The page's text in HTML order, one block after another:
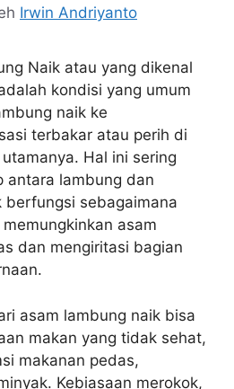
Irwin Andriyanto
Naik atau yang dikenal
kondisi yang umum
naik ke
terbakar atau perih di
Hal ini sering
antara lambung dan
berfungsi sebagaimana
asam
dan mengiritasi bagian
asam lambung naik bisa
makan yang tidak sehat,
makanan pedas,
Kebiasaan merokok,